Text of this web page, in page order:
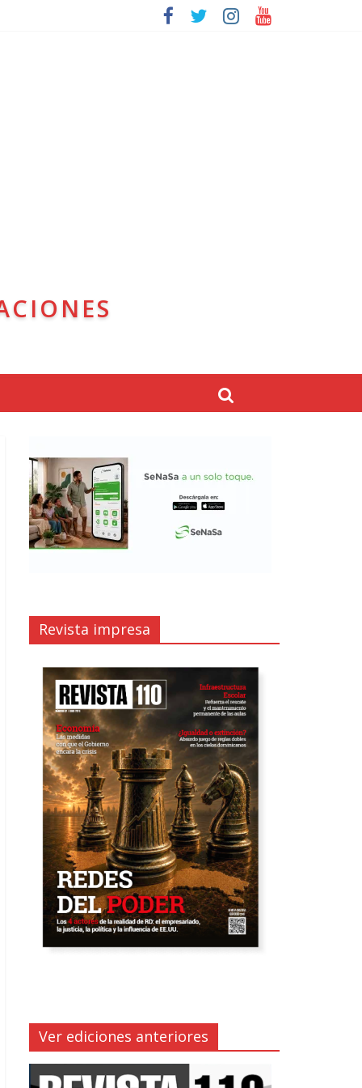
Revista impresa
Ver ediciones anteriores